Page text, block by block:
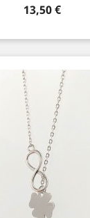
Kaina
13,50 €